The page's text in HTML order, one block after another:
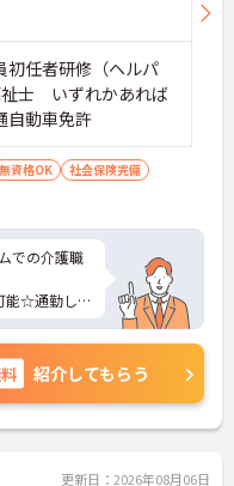
任者研修（ヘルパ
祉士 いずれかあれば
動車免許
無資格OK
社会保険完備
での介護職
能☆通勤し
ど、さらに
談くださ
紹介してもらう
更新日：2026年08月06日